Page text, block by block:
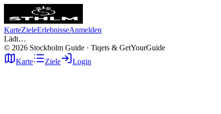
KarteZieleErlebnisseAnmelden
Lädt…
© 2026 Stockholm Guide · Tiqets & GetYourGuide
Karte
Ziele Login